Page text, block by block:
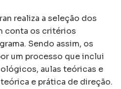
realiza a seleção dos
conta os critérios
Sendo assim, os
um processo que inclui
aulas teóricas e
e prática de direção.